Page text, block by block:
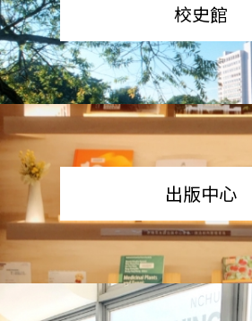
校史館
出版中心